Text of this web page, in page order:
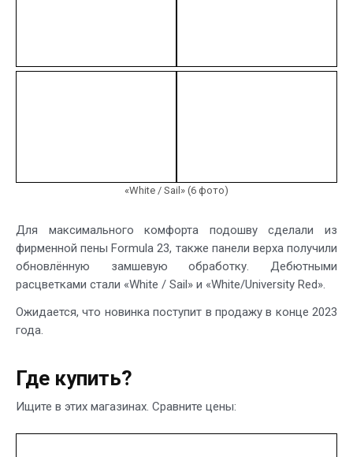
«White / Sail» (6 фото)
Для максимального комфорта подошву сделали из
фирменной пены Formula 23, также панели верха получили
обновлённую замшевую обработку. Дебютными
расцветками стали «White / Sail» и «White/University Red».
Ожидается, что новинка поступит в продажу в конце 2023
года.
Где купить?
Ищите в этих магазинах. Сравните цены: